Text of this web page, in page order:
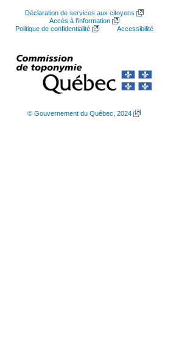
Déclaration de services aux citoyens
Accès à l’information
Politique de confidentialité
Accessibilité
© Gouvernement du Québec, 2024